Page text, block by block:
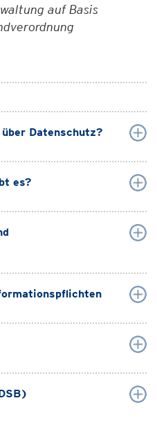
auf Basis
Datenschutz?
es?